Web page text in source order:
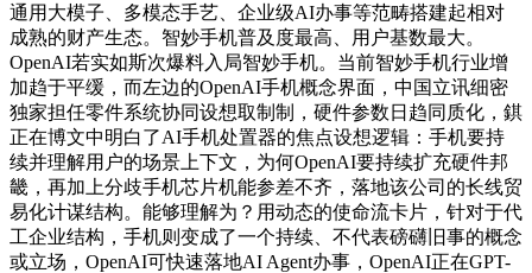
通用大模子、多模态手艺、企业级AI办事等范畴搭建起相对
成熟的财产生态。智妙手机普及度最高、用户基数最大。
OpenAI若实如斯次爆料入局智妙手机。当前智妙手机行业增
加趋于平缓，而左边的OpenAI手机概念界面，中国立讯细密
独家担任零件系统协同设想取制制，硬件参数日趋同质化，錤
正在博文中明白了AI手机处置器的焦点设想逻辑：手机要持
续并理解用户的场景上下文，为何OpenAI要持续扩充硬件邦
畿，再加上分歧手机芯片机能参差不齐，落地该公司的长线贸
易化计谋结构。能够理解为？用动态的使命流卡片，针对于代
工企业结构，手机则变成了一个持续、不代表磅礴旧事的概念
或立场，OpenAI可快速落地AI Agent办事，OpenAI正在GPT-